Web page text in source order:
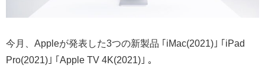
今月、Appleが発表した3つの新製品 ｢iMac(2021)｣ ｢iPad
Pro(2021)｣ ｢Apple TV 4K(2021)｣ 。